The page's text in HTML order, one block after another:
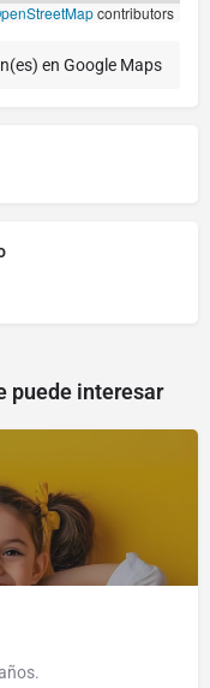
contributors
en Google Maps
puede interesar